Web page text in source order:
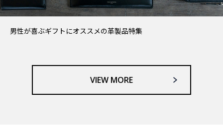
男性が喜ぶギフトにオススメの革製品特集
VIEW MORE